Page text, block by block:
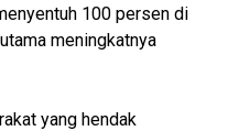
100 persen di
meningkatnya
yang hendak